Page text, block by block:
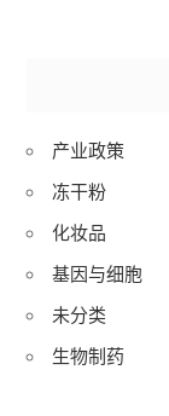
产业政策
冻干粉
化妆品
基因与细胞
未分类
生物制药